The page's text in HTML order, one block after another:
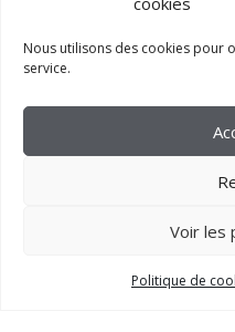
Nous utilisons des cookies pour
service.
Voir les
Politique de